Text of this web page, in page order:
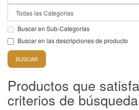
Buscar en Sub-Categorías
Buscar en las descripciones de producto
Productos que
criterios de búsqueda